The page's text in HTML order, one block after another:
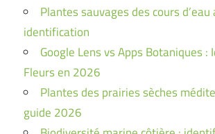
Plantes sauvages des cours d’eau
identification
Google Lens vs Apps Botaniques
Fleurs en 2026
Plantes des prairies sèches
guide 2026